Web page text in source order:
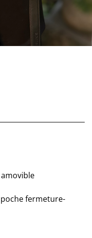
fermeture-